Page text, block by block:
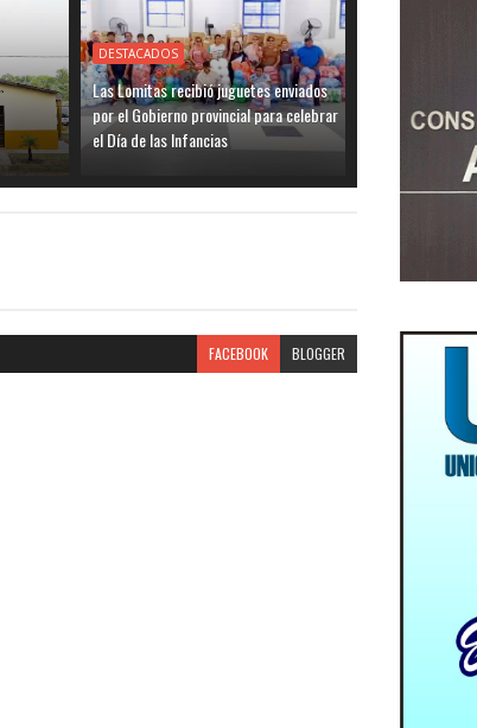
DESTACADOS
Las Lomitas recibió juguetes enviados
por el Gobierno provincial para celebrar
el Día de las Infancias
FACEBOOK BLOGGER